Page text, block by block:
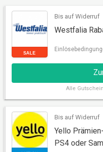
SALE
Bis auf Widerruf
Westfalia
Alle
Bis auf Widerruf
Yello
PS4 oder